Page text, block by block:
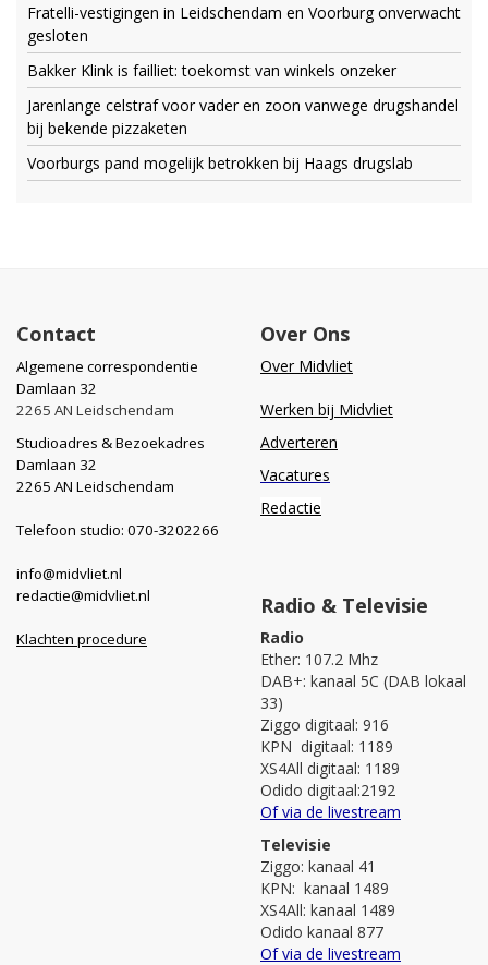
Fratelli-vestigingen in Leidschendam en Voorburg onverwacht
gesloten
Bakker Klink is failliet: toekomst van winkels onzeker
Jarenlange celstraf voor vader en zoon vanwege drugshandel
bij bekende pizzaketen
Voorburgs pand mogelijk betrokken bij Haags drugslab
Contact
Algemene correspondentie
Damlaan 32
2265 AN Leidschendam
Studioadres & Bezoekadres
Damlaan 32
2265 AN Leidschendam
Telefoon studio: 070-3202266
info@midvliet.nl
redactie@midvliet.nl
Klachten procedure
Over Ons
Over Midvliet
Werken bij Midvliet
Adverteren
Vacatures
Redactie
Radio & Televisie
Radio
Ether: 107.2 Mhz
DAB+: kanaal 5C (DAB lokaal
33)
Ziggo digitaal: 916
KPN digitaal: 1189
XS4All digitaal: 1189
Odido digitaal:2192
Of via de livestream
Televisie
Ziggo: kanaal 41
KPN: kanaal 1489
XS4All: kanaal 1489
Odido kanaal 877
Of via de livestream